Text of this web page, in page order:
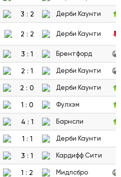
3 : 2 Дерби Каунти
2 : 2 Дерби Каунти
3 : 1 Брентфорд
2 : 1 Дерби Каунти
2 : 0 Дерби Каунти
1 : 0 Фулхэм
4 : 1 Барнсли
1 : 1 Дерби Каунти
3 : 1 Кардифф Сити
1 : 2 Мидлсбро